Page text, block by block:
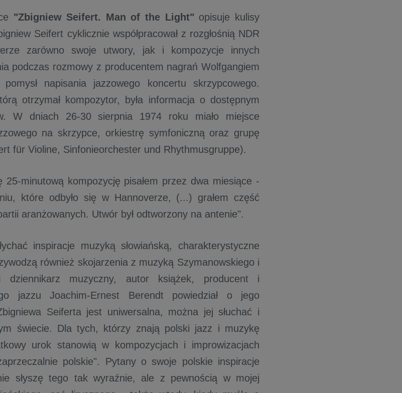
"Zbigniew Seifert. Man of the Light" opisuje kulisy
Seifert cyklicznie współpracował z rozgłośnią NDR
zarówno swoje utwory, jak i kompozycje innych
podczas rozmowy z producentem nagrań Wolfgangiem
napisania jazzowego koncertu skrzypcowego.
otrzymał kompozytor, była informacja o dostępnym
W dniach 26-30 sierpnia 1974 roku miało miejsce
na skrzypce, orkiestrę symfoniczną oraz grupę
für Violine, Sinfonieorchester und Rhythmusgruppe).
25-minutową kompozycję pisałem przez dwa miesiące -
które odbyło się w Hannoverze, (...) grałem część
aranżowanych. Utwór był odtworzony na antenie".
inspiracje muzyką słowiańską, charakterystyczne
również skojarzenia z muzyką Szymanowskiego i
dziennikarz muzyczny, autor książek, producent i
jazzu Joachim-Ernest Berendt powiedział o jego
Seiferta jest uniwersalna, można jej słuchać i
świecie. Dla tych, którzy znają polski jazz i muzykę
urok stanowią w kompozycjach i improwizacjach
polskie". Pytany o swoje polskie inspiracje
słyszę tego tak wyraźnie, ale z pewnością w mojej